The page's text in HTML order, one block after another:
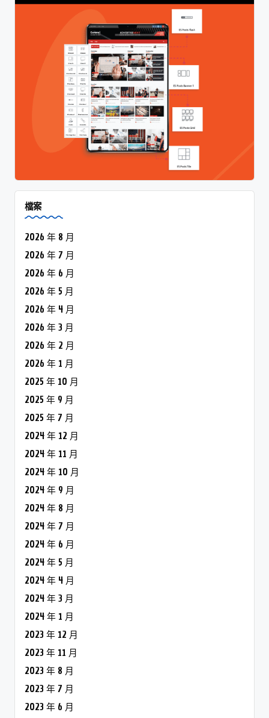
檔案
2026 年 8 月
2026 年 7 月
2026 年 6 月
2026 年 5 月
2026 年 4 月
2026 年 3 月
2026 年 2 月
2026 年 1 月
2025 年 10 月
2025 年 9 月
2025 年 7 月
2024 年 12 月
2024 年 11 月
2024 年 10 月
2024 年 9 月
2024 年 8 月
2024 年 7 月
2024 年 6 月
2024 年 5 月
2024 年 4 月
2024 年 3 月
2024 年 1 月
2023 年 12 月
2023 年 11 月
2023 年 8 月
2023 年 7 月
2023 年 6 月